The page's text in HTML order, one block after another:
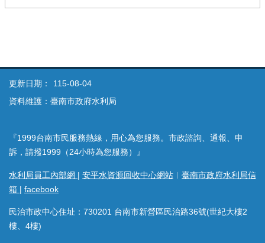
更新日期：
115-08-04
資料維護：臺南市政府水利局
『1999台南市民服務熱線，用心為您服務。市政諮詢、通報、申
訴，請撥1999（24小時為您服務）』
水利局員工內部網 | 安平水資源回收中心網站 ︱ 臺南市政府水利局信
箱 | facebook
民治市政中心住址：730201 台南市新營區民治路36號(世紀大樓2
樓、4樓)